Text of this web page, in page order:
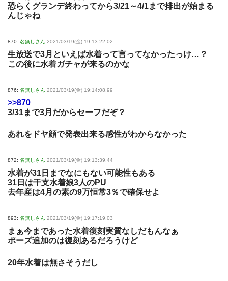
恐らくグランデ終わってから3/21～4/1まで排出が始まる
んじゃね
870: 名無しさん 2021/03/19(金) 19:13:22.02
生放送で3月といえば水着って言ってなかったっけ…？
この後に水着ガチャが来るのかな
876: 名無しさん 2021/03/19(金) 19:14:08.99
>>870
3/31まで3月だからセーフだぞ？
あれをドヤ顔で発表出来る感性がわからなかった
872: 名無しさん 2021/03/19(金) 19:13:39.44
水着が31日までなにもない可能性もある
31日は干支水着娘3人のPU
去年産は4月の素の9万恒常3％で確保せよ
893: 名無しさん 2021/03/19(金) 19:17:19.03
まぁ今まであった水着復刻実質なしだもんなぁ
ポーズ追加のは復刻あるだろうけど
20年水着は無さそうだし